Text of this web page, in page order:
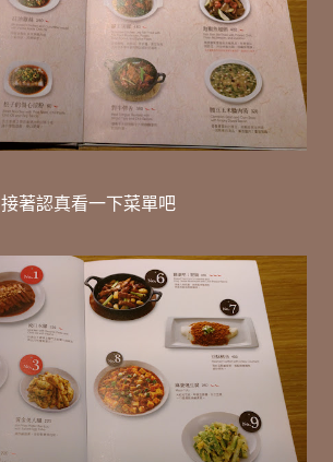
接著認真看一下菜單吧